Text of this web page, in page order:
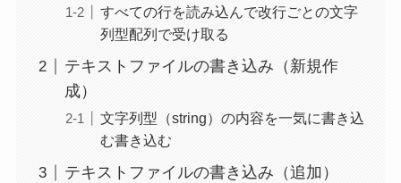
すべての行を読み込んで改行ごとの文字
列型配列で受け取る
テキストファイルの書き込み（新規作
成）
文字列型（string）の内容を一気に書き込
む書き込む
テキストファイルの書き込み（追加）